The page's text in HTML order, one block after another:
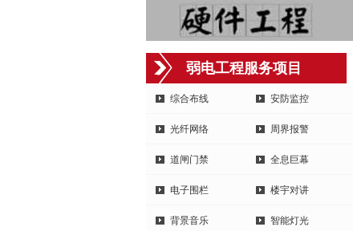
弱电工程服务项目
综合布线 安防监控
光纤网络 周界报警
道闸门禁 全息巨幕
电子围栏 楼宇对讲
背景音乐 智能灯光